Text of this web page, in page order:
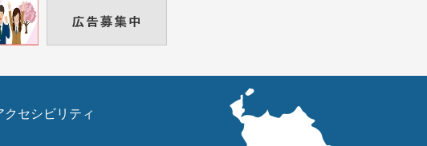
クセシビリティ